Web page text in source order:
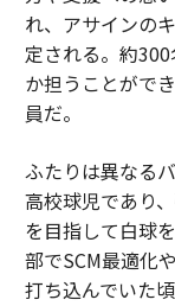
れ、アサインの
定される。約
か担うことがで
員だ。
ふたりは異なる
高校球児であり
を目指して白球
部でSCM最適化
打ち込んでいた